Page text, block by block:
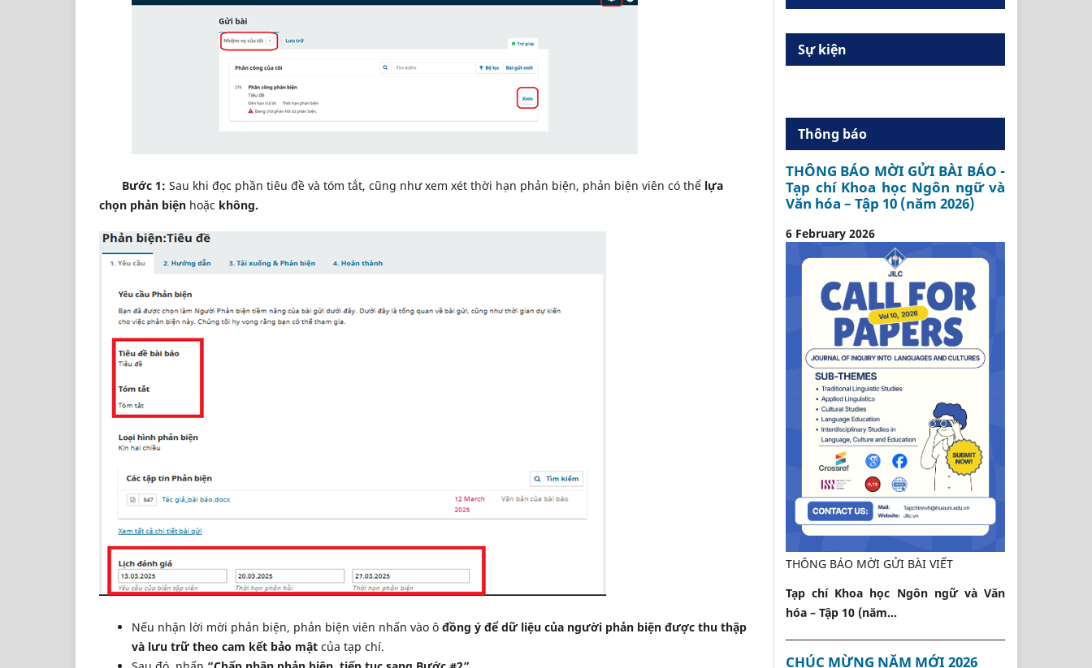
Bước 1: Sau khi đọc phần tiêu đề và tóm tắt, cũng như xem xét thời hạn phản biện, phản biện viên có thể lựa
chọn phản biện hoặc không.
Nếu nhận lời mời phản biện, phản biện viên nhấn vào ô đồng ý để dữ liệu của người phản biện được thu thập
và lưu trữ theo cam kết bảo mật của tạp chí.
Sự kiện
Thông báo
THÔNG BÁO MỜI GỬI BÀI BÁO -
Tạp chí Khoa học Ngôn ngữ và
Văn hóa – Tập 10 (năm 2026)
6 February 2026
THÔNG BÁO MỜI GỬI BÀI VIẾT
Tạp chí Khoa học Ngôn ngữ và Văn
hóa – Tập 10 (năm...
CHÚC MỪNG NĂM MỚI 2026